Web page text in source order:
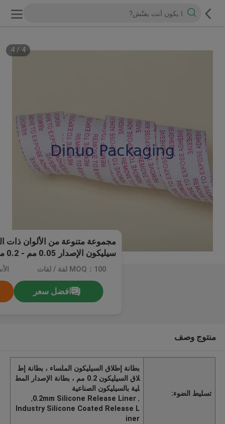
4
/
4
مجموعة متنوعة من الألوان ذات
السيليكون
MOQ：100 لفة / لفات
افضل سعر
منتوج وصف
تسليط الضوء:
بطانة إطلاق السيليكون الملساء ، بطانة إط
لاق السيليكون 0.2 مم ، بطانة الإصدار المط
لية بالسيليكون الصناعية
,
0.2mm Silicone Release Liner
,
Industry Silicone Coated Release L
iner